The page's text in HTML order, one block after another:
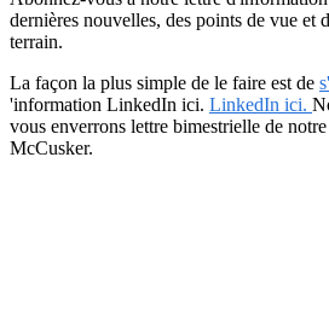
dernières nouvelles, des points de vue et
terrain.
La façon la plus simple de le faire est de
'information LinkedIn ici. LinkedIn ici.
vous enverrons lettre bimestrielle de
McCusker.